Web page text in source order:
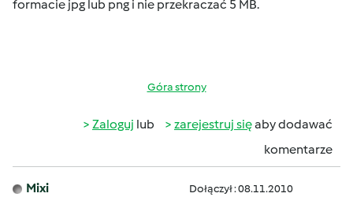
formacie jpg lub png i nie przekraczać 5 MB.
Góra strony
Zaloguj lub zarejestruj sięaby dodawać
komentarze
Mixi Dołączył : 08.11.2010